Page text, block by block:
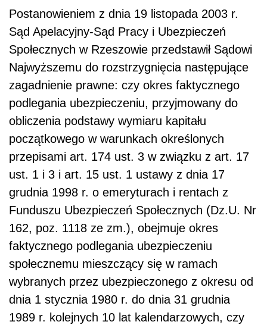
Postanowieniem z dnia 19 listopada 2003 r.
Sąd Apelacyjny-Sąd Pracy i Ubezpieczeń
Społecznych w Rzeszowie przedstawił Sądowi
Najwyższemu do rozstrzygnięcia następujące
zagadnienie prawne: czy okres faktycznego
podlegania ubezpieczeniu, przyjmowany do
obliczenia podstawy wymiaru kapitału
początkowego w warunkach określonych
przepisami art. 174 ust. 3 w związku z art. 17
ust. 1 i 3 i art. 15 ust. 1 ustawy z dnia 17
grudnia 1998 r. o emeryturach i rentach z
Funduszu Ubezpieczeń Społecznych (Dz.U. Nr
162, poz. 1118 ze zm.), obejmuje okres
faktycznego podlegania ubezpieczeniu
społecznemu mieszczący się w ramach
wybranych przez ubezpieczonego z okresu od
dnia 1 stycznia 1980 r. do dnia 31 grudnia
1989 r. kolejnych 10 lat kalendarzowych, czy